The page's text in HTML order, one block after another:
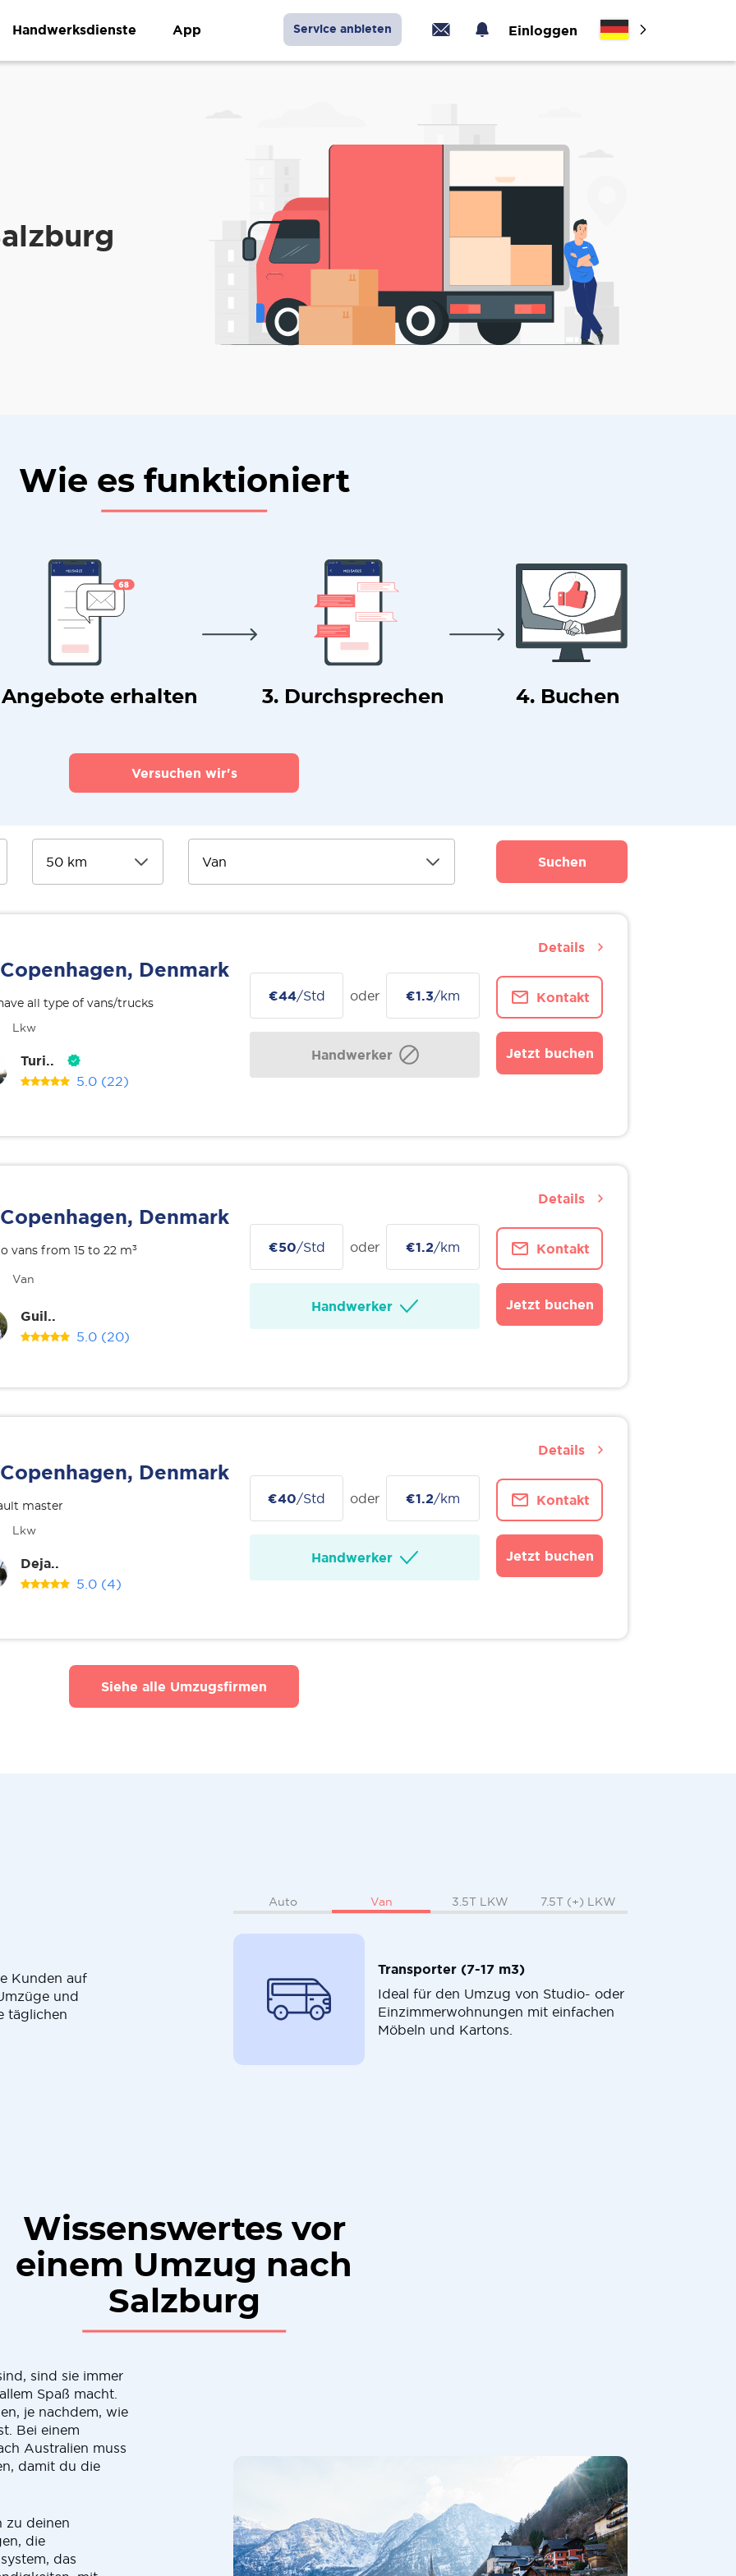
Handwerksdienste App Service anbieten Einloggen
Wie es funktioniert
Angebote erhalten 3. Durchsprechen 4. Buchen
Versuchen wir's
Suchen
Copenhagen, Denmark
all type of vans/trucks
Lkw
Turi..
5.0 (22)
€44/Std oder €1.3/km
Handwerker
Kontakt
Jetzt buchen
Details
Copenhagen, Denmark
vans from 15 to 22 m³
Van
Guil..
5.0 (20)
€50/Std oder €1.2/km
Handwerker
Kontakt
Jetzt buchen
Details
Copenhagen, Denmark
master
Lkw
Deja..
5.0 (4)
€40/Std oder €1.2/km
Handwerker
Kontakt
Jetzt buchen
Details
Siehe alle Umzugsfirmen
Kunden auf
und
täglichen
Auto Van 3.5T LKW 7.5T (+) LKW
Transporter (7-17 m3)
Ideal für den Umzug von Studio- oder
Einzimmerwohnungen mit einfachen
Möbeln und Kartons.
Wissenswertes vor
einem Umzug nach
Salzburg
sind sie immer
Spaß macht.
je nachdem, wie
Bei einem
Australien muss
damit du die
zu deinen
die
das